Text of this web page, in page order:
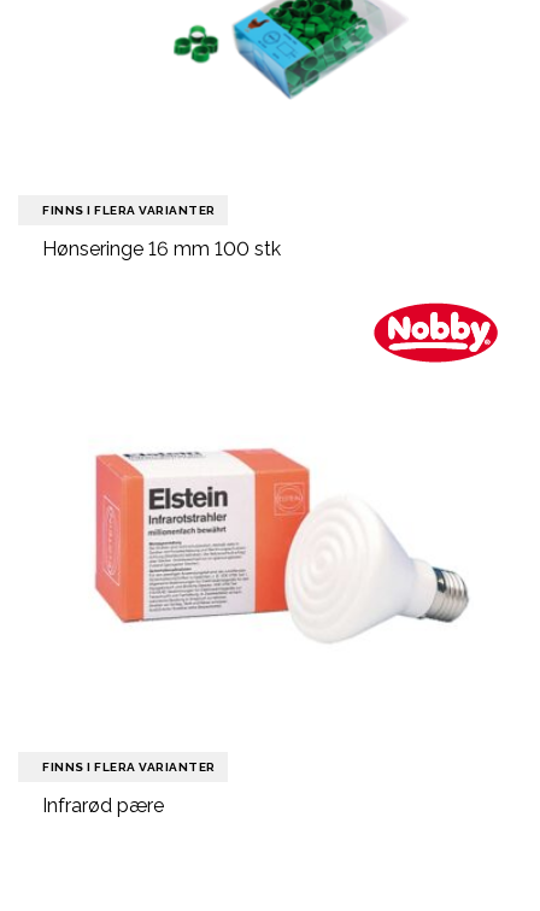
FINNS I FLERA VARIANTER
Hønseringe 16 mm 100 stk
FINNS I FLERA VARIANTER
Infrarød pære